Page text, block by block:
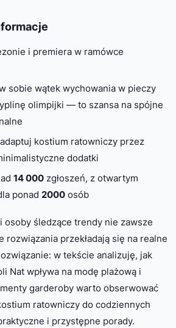
i premiera w ramówce
sobie wątek wychowania w pieczy
olimpijki — to szansa na spójne
kostium ratowniczy przez
dodatki
14 000zgłoszeń, z otwartym
ponad 2000osób
osoby śledzące trendy nie zawsze
rozwiązania przekładają się na realne
w tekście analizuję, jak
Nat wpływa na modę plażową i
garderoby warto obserwować
ratowniczy do codziennych
i przystępne porady.